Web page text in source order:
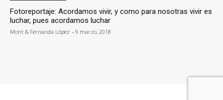
Fotoreportaje: Acordamos vivir, y como para nosotras vivir es
luchar, pues acordamos luchar
Mont & Fernanda López - 9 marzo, 2018